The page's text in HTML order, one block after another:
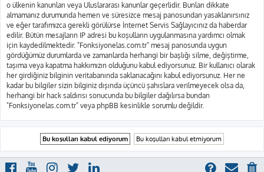
o ülkenin kanunları veya Uluslararası kanunlar geçerlidir. Bunları dikkate
almamanız durumunda hemen ve süresizce mesaj panosundan yasaklanırsınız
ve eğer tarafımızca gerekli görülürse İnternet Servis Sağlayıcınız da haberdar
edilir. Bütün mesajların IP adresi bu koşulların uygulanmasına yardımcı olmak
için kaydedilmektedir. "Fonksiyonelas.com.tr" mesaj panosunda uygun
gördüğümüz durumlarda ve zamanlarda herhangi bir başlığı silme, değiştirme,
taşıma veya kapatma hakkımızın olduğunu kabul ediyorsunuz. Bir kullanıcı olarak
her girdiğiniz bilginin veritabanında saklanacağını kabul ediyorsunuz. Her ne
kadar bu bilgiler sizin bilginiz dışında üçüncü şahıslara verilmeyecek olsa da,
herhangi bir hack saldırısı sonucunda bu bilgiler dağılırsa bundan
"Fonksiyonelas.com.tr" veya phpBB kesinlikle sorumlu değildir.